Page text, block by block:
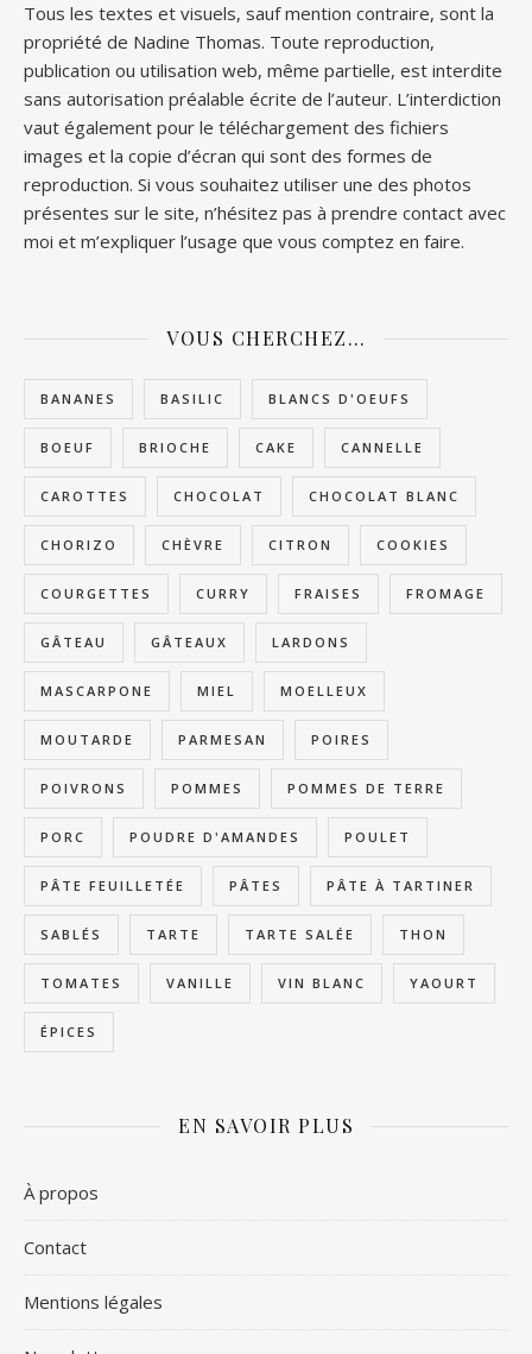
Tous les textes et visuels, sauf mention contraire, sont la
propriété de Nadine Thomas. Toute reproduction,
publication ou utilisation web, même partielle, est interdite
sans autorisation préalable écrite de l’auteur. L’interdiction
vaut également pour le téléchargement des fichiers
images et la copie d’écran qui sont des formes de
reproduction. Si vous souhaitez utiliser une des photos
présentes sur le site, n’hésitez pas à prendre contact avec
moi et m’expliquer l’usage que vous comptez en faire.
VOUS CHERCHEZ…
BANANES BASILIC BLANCS D'OEUFS
BOEUF BRIOCHE CAKE CANNELLE
CAROTTES CHOCOLAT CHOCOLAT BLANC
CHORIZO CHÈVRE CITRON COOKIES
COURGETTES CURRY FRAISES FROMAGE
GÂTEAU GÂTEAUX LARDONS
MASCARPONE MIEL MOELLEUX
MOUTARDE PARMESAN POIRES
POIVRONS POMMES POMMES DE TERRE
PORC POUDRE D'AMANDES POULET
PÂTE FEUILLETÉE PÂTES PÂTE À TARTINER
SABLÉS TARTE TARTE SALÉE THON
TOMATES VANILLE VIN BLANC YAOURT
ÉPICES
EN SAVOIR PLUS
À propos
Contact
Mentions légales